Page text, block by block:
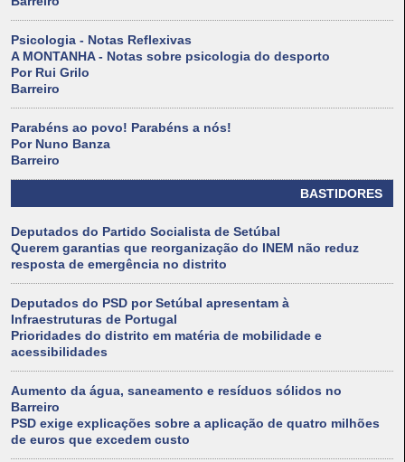
Psicologia - Notas Reflexivas
A MONTANHA - Notas sobre psicologia do desporto
Por Rui Grilo
Barreiro
Parabéns ao povo! Parabéns a nós!
Por Nuno Banza
Barreiro
BASTIDORES
Deputados do Partido Socialista de Setúbal
Querem garantias que reorganização do INEM não reduz
resposta de emergência no distrito
Deputados do PSD por Setúbal apresentam à
Infraestruturas de Portugal
Prioridades do distrito em matéria de mobilidade e
acessibilidades
Aumento da água, saneamento e resíduos sólidos no
Barreiro
PSD exige explicações sobre a aplicação de quatro milhões
de euros que excedem custo